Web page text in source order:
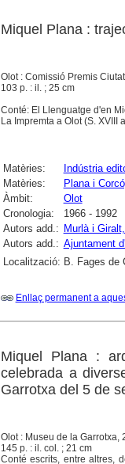
Miquel Plana :
Olot : Comissió Premis
103 p. : il. ; 25 cm
Conté: El Llenguatge d'en
La Impremta a Olot (S. XVIII
Matèries: Indústria
Matèries:
Plana i
Àmbit:
Olot
Cronologia:
1966 - 1992
Autors add.: Murlà i
Autors add.: Ajuntament
Localització: B. Fages de
Enllaç permanent a
Miquel Plana :
celebrada a
Garrotxa del 5 de
Olot : Museu de la Garrotxa,
145 p. : il. col. ; 21 cm
Conté escrits, entre altres,